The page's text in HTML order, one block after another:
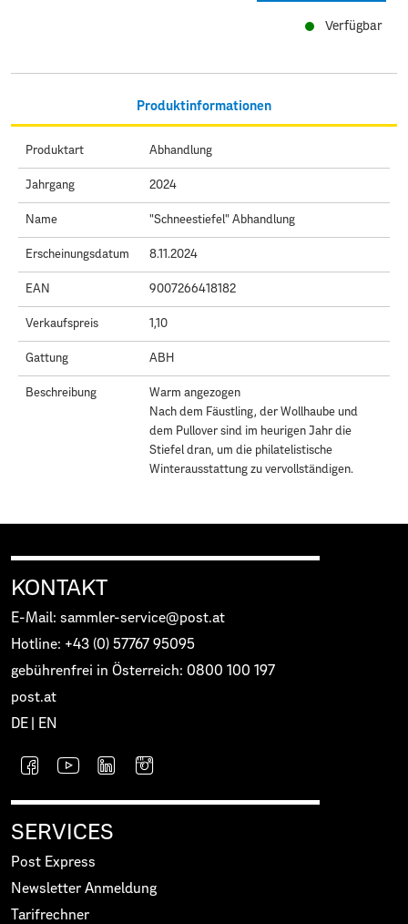
Verfügbar
Produktinformationen
Produktart Abhandlung
Jahrgang 2024
Name "Schneestiefel" Abhandlung
Erscheinungsdatum 8.11.2024
EAN 9007266418182
Verkaufspreis 1,10
Gattung ABH
Beschreibung
Warm angezogen
Nach dem Fäustling, der Wollhaube und
dem Pullover sind im heurigen Jahr die
Stiefel dran, um die philatelistische
Winterausstattung zu vervollständigen.
KONTAKT
E-Mail: sammler-service@post.at
Hotline: +43 (0) 57767 95095
gebührenfrei in Österreich: 0800 100 197
post.at
DE
EN
SERVICES
Post Express
Newsletter Anmeldung
Tarifrechner